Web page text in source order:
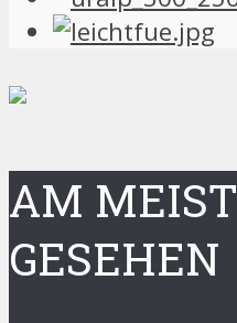
AM
GESEHEN